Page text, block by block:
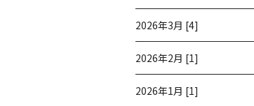
2026年3月 [4]
2026年2月 [1]
2026年1月 [1]